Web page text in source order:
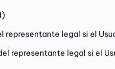
representante legal si el
representante legal si el